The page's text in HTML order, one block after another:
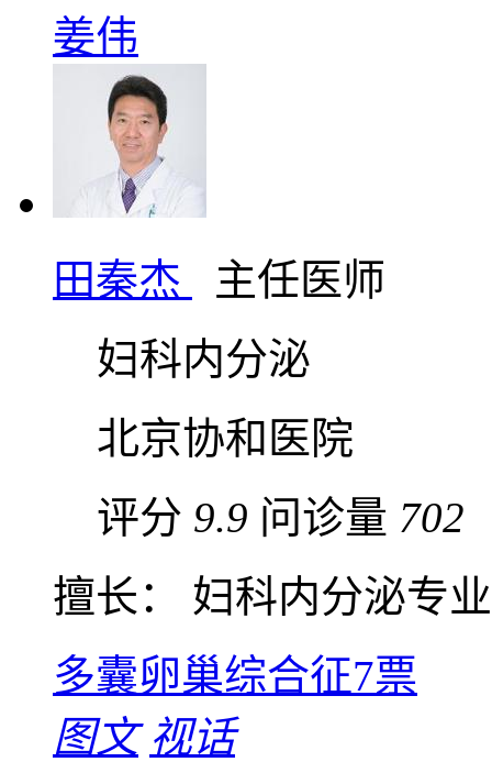
姜伟
田秦杰
主任医师
妇科内分泌
北京协和医院
评分 9.9 问诊量 702
擅长： 妇科内分泌专
多囊卵巢综合征7票
图文 视话